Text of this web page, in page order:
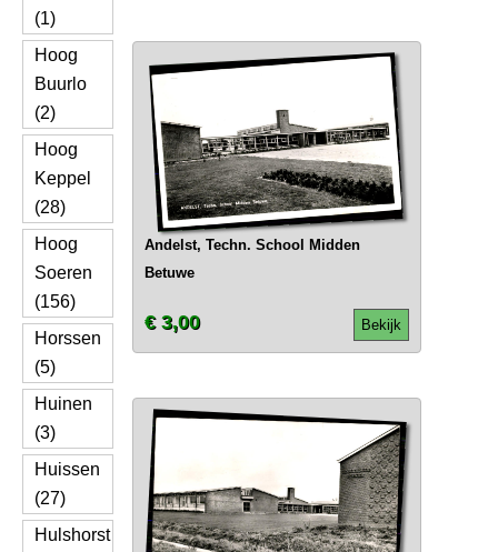
(1)
Hoog
Buurlo
(2)
Hoog
Keppel
(28)
Hoog
Soeren
(156)
Horssen
(5)
Huinen
(3)
Huissen
(27)
Hulshorst
Andelst, Techn. School Midden
Betuwe
Bekijk
€ 3,00